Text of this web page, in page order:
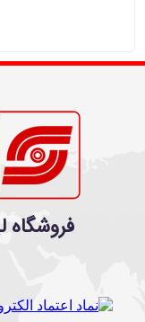
فروشگاه